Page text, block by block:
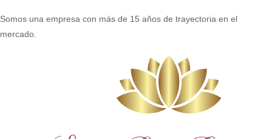
Somos una empresa con más de 15 años de trayectoria en el
mercado.